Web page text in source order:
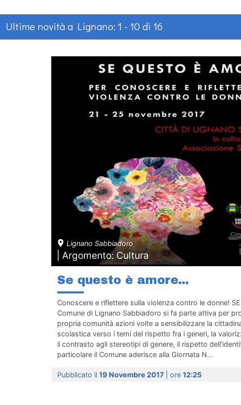
Ultime novità a Lignano: 1 - 10 di 16
Lignano Sabbiadoro
| Argomento: Cultura
Se questo è amore...
Conoscere e riflettere sulla violenza contro le donne! SE
Comune di Lignano Sabbiadoro si fa parte attiva per
propria comunità azioni volte a sensibilizzare la
scolastica verso i temi del rispetto fra i generi, la
il contrasto agli stereotipi di genere, il rispetto
particolare il Comune aderisce alla Giornata N...
Pubblicato il 19 Novembre 2017 | ore 12:25